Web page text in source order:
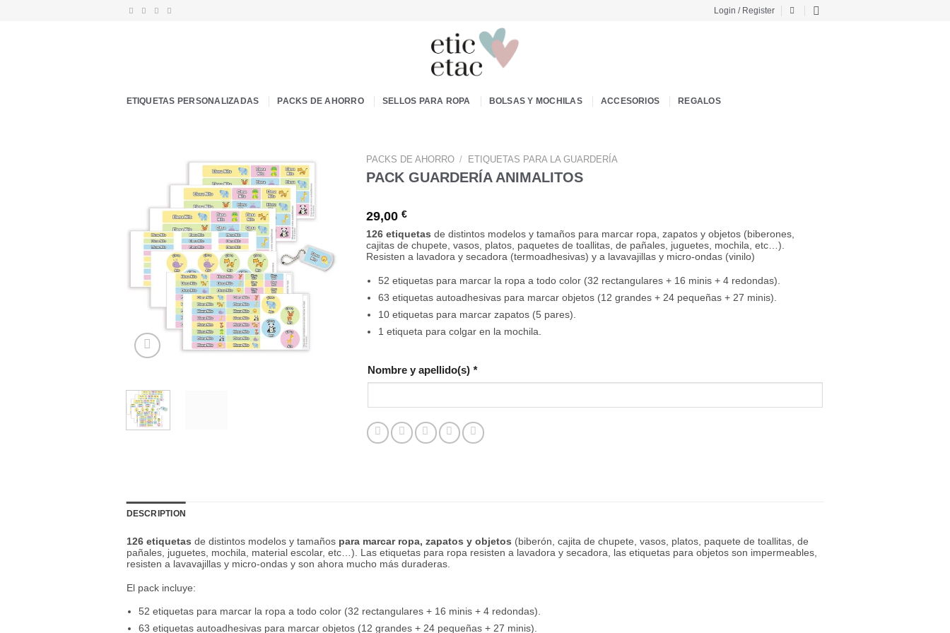
Login / Register
ETIQUETAS PERSONALIZADAS PACKS DE AHORRO SELLOS PARA ROPA BOLSAS Y MOCHILAS ACCESORIOS REGALOS
PACKS DE AHORRO / ETIQUETAS PARA LA GUARDERÍA
PACK GUARDERÍA ANIMALITOS
29,00 €
126 etiquetas de distintos modelos y tamaños para marcar ropa, zapatos y objetos (biberones,
cajitas de chupete, vasos, platos, paquetes de toallitas, de pañales, juguetes, mochila, etc…).
Resisten a lavadora y secadora (termoadhesivas) y a lavavajillas y micro-ondas (vinilo)
52 etiquetas para marcar la ropa a todo color (32 rectangulares + 16 minis + 4 redondas).
63 etiquetas autoadhesivas para marcar objetos (12 grandes + 24 pequeñas + 27 minis).
10 etiquetas para marcar zapatos (5 pares).
1 etiqueta para colgar en la mochila.
Nombre y apellido(s) *
DESCRIPTION
126 etiquetas de distintos modelos y tamaños para marcar ropa, zapatos y objetos (biberón, cajita de chupete, vasos, platos, paquete de toallitas, de
pañales, juguetes, mochila, material escolar, etc…). Las etiquetas para ropa resisten a lavadora y secadora, las etiquetas para objetos son impermeables,
resisten a lavavajillas y micro-ondas y son ahora mucho más duraderas.
El pack incluye:
52 etiquetas para marcar la ropa a todo color (32 rectangulares + 16 minis + 4 redondas).
63 etiquetas autoadhesivas para marcar objetos (12 grandes + 24 pequeñas + 27 minis).